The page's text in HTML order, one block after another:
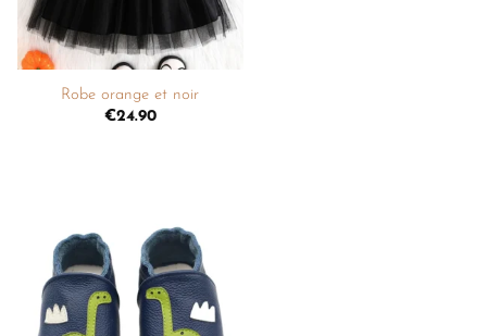
+
Robe orange et noir
€24.90
Ajouter
à la
liste de
souhaits